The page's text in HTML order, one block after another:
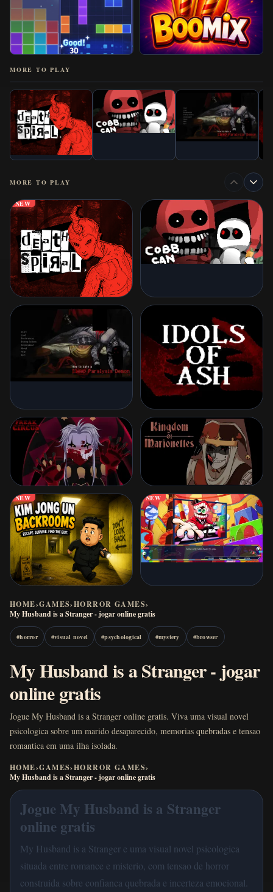
MORE TO PLAY
MORE TO PLAY
NEW
NEW NEW
HOME›GAMES›HORROR GAMES›
My Husband is a Stranger - jogar online gratis
#horror #visual novel #psychological #mystery #browser
My Husband is a Stranger - jogar
online gratis
Jogue My Husband is a Stranger online gratis. Viva uma visual novel
psicologica sobre um marido desaparecido, memorias quebradas e tensao
romantica em uma ilha isolada.
HOME›GAMES›HORROR GAMES›
My Husband is a Stranger - jogar online gratis
Jogue My Husband is a Stranger
online gratis
My Husband is a Stranger e uma visual novel psicologica
situada entre romance e misterio, com tensao de horror
construida sobre confianca quebrada e incerteza emocional.